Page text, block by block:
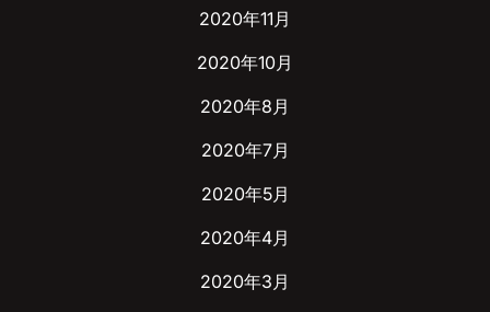
2020年11月
2020年10月
2020年8月
2020年7月
2020年5月
2020年4月
2020年3月